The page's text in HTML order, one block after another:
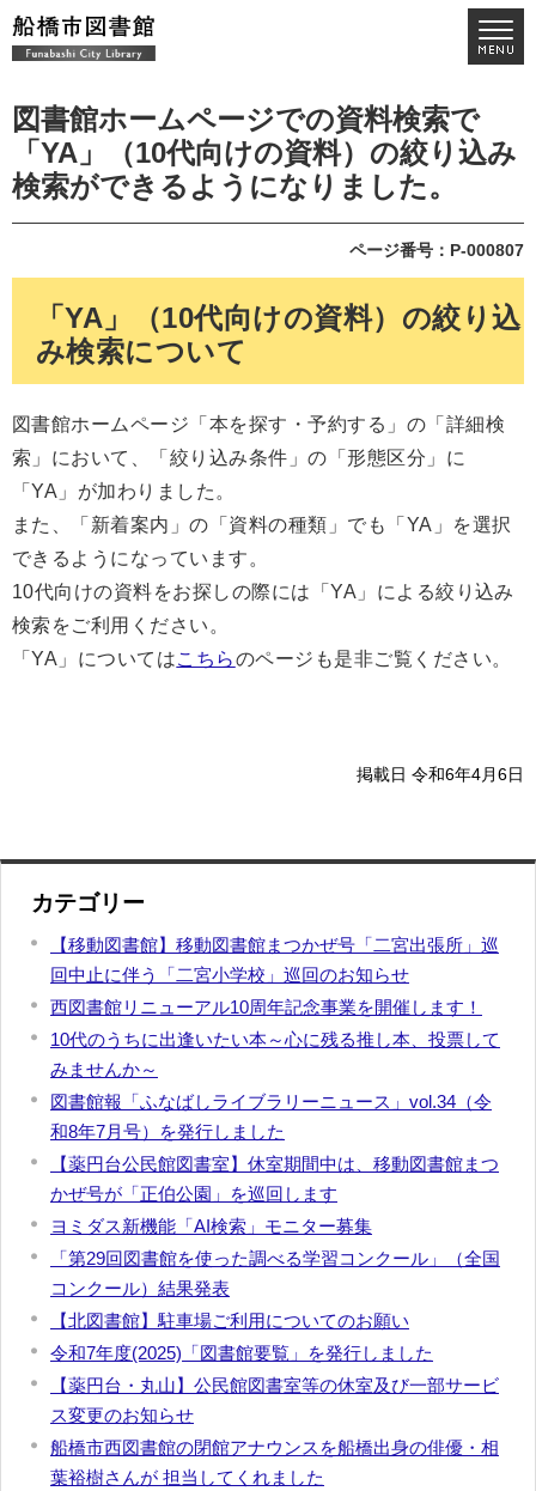
図書館ホームページでの資料検索で
「YA」（10代向けの資料）の絞り込み
検索ができるようになりました。
ページ番号：P-000807
「YA」（10代向けの資料）の絞り込
み検索について
図書館ホームページ「本を探す・予約する」の「詳細検
索」において、「絞り込み条件」の「形態区分」に
「YA」が加わりました。
また、「新着案内」の「資料の種類」でも「YA」を選択
できるようになっています。
10代向けの資料をお探しの際には「YA」による絞り込み
検索をご利用ください。
「YA」についてはこちらのページも是非ご覧ください。
掲載日 令和6年4月6日
カテゴリー
【移動図書館】移動図書館まつかぜ号「二宮出張所」巡
回中止に伴う「二宮小学校」巡回のお知らせ
西図書館リニューアル10周年記念事業を開催します！
10代のうちに出逢いたい本～心に残る推し本、投票して
みませんか～
図書館報「ふなばしライブラリーニュース」vol.34（令
和8年7月号）を発行しました
【薬円台公民館図書室】休室期間中は、移動図書館まつ
かぜ号が「正伯公園」を巡回します
ヨミダス新機能「AI検索」モニター募集
「第29回図書館を使った調べる学習コンクール」（全国
コンクール）結果発表
【北図書館】駐車場ご利用についてのお願い
令和7年度(2025)「図書館要覧」を発行しました
【薬円台・丸山】公民館図書室等の休室及び一部サービ
ス変更のお知らせ
船橋市西図書館の閉館アナウンスを船橋出身の俳優・相
葉裕樹さんが 担当してくれました